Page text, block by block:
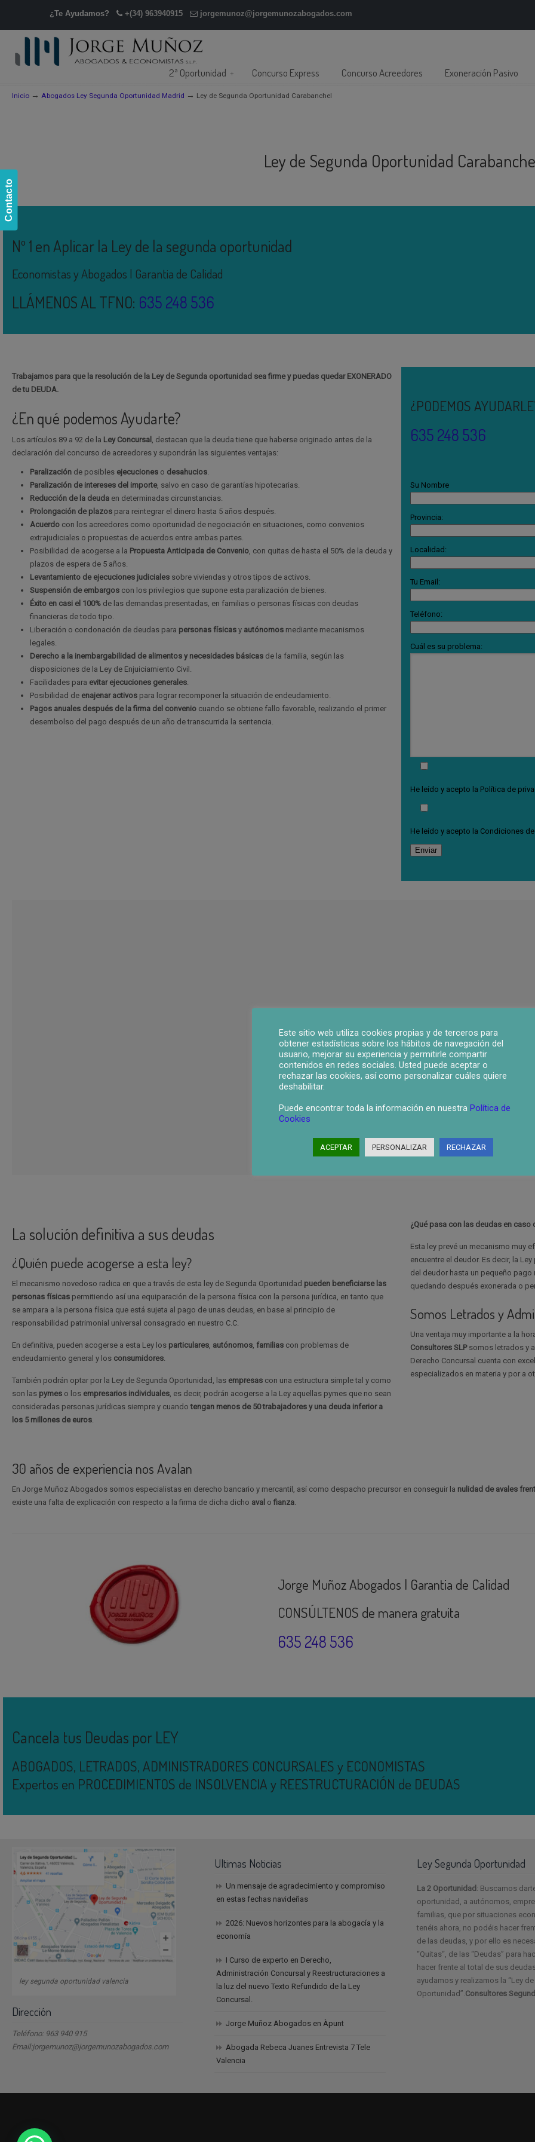
Contacto
¿Te Ayudamos? +(34) 963940915 jorgemunoz@jorgemunozabogados.com
2ª Oportunidad Concurso Express Concurso Acreedores Exoneración Pasivo
Inicio → Abogados Ley Segunda Oportunidad Madrid → Ley de Segunda Oportunidad Carabanchel
Ley de Segunda Oportunidad
Nº 1 en Aplicar la Ley de la segunda oportunidad
Economistas y Abogados | Garantia de Calidad
LLÁMENOS AL TFNO: 635 248 536
Trabajamos para que la resolución de la Ley de Segunda oportunidad sea firme y puedas quedar EXONERADO
de tu DEUDA.
¿En qué podemos Ayudarte?
Los artículos 89 a 92 de la Ley Concursal , destacan que la deuda tiene que haberse originado antes de la
declaración del concurso de acreedores y supondrán las siguientes ventajas:
Paralización de posibles ejecuciones o desahucios.
Paralización de intereses del importe, salvo en caso de garantías hipotecarias.
Reducción de la deuda en determinadas circunstancias.
Prolongación de plazos para reintegrar el dinero hasta 5 años después.
Acuerdo con los acreedores como oportunidad de negociación en situaciones, como convenios
extrajudiciales o propuestas de acuerdos entre ambas partes.
Posibilidad de acogerse a la Propuesta Anticipada de Convenio, con quitas de hasta el 50% de la deuda y
plazos de espera de 5 años.
Levantamiento de ejecuciones judiciales sobre viviendas y otros tipos de activos.
Suspensión de embargos con los privilegios que supone esta paralización de bienes.
Éxito en casi el 100% de las demandas presentadas, en familias o personas físicas con deudas
financieras de todo tipo.
Liberación o condonación de deudas para personas físicas y autónomos mediante mecanismos
legales.
Derecho a la inembargabilidad de alimentos y necesidades básicas de la familia, según las
disposiciones de la Ley de Enjuiciamiento Civil.
Facilidades para evitar ejecuciones generales.
Posibilidad de enajenar activos para lograr recomponer la situación de endeudamiento.
Pagos anuales después de la firma del convenio cuando se obtiene fallo favorable, realizando el primer
desembolso del pago después de un año de transcurrida la sentencia.
¿PODEMOS
635 248 536
Su Nombre
Provincia:
Localidad:
Tu Email:
Teléfono:
Cuál es su problema:
He leído y acepto la Política de
He leído y acepto la Condiciones
La solución definitiva a sus deudas
¿Quién puede acogerse a esta ley?
El mecanismo novedoso radica en que a través de esta ley de Segunda Oportunidad pueden beneficiarse las
personas físicas permitiendo así una equiparación de la persona física con la persona jurídica, en tanto que
se ampara a la persona física que está sujeta al pago de unas deudas, en base al principio de
responsabilidad patrimonial universal consagrado en nuestro C.C.
En definitiva, pueden acogerse a esta Ley los particulares, autónomos, familias con problemas de
endeudamiento general y los consumidores.
También podrán optar por la Ley de Segunda Oportunidad, las empresas con una estructura simple tal y como
son las pymes o los empresarios individuales, es decir, podrán acogerse a la Ley aquellas pymes que no sean
consideradas personas jurídicas siempre y cuandotengan menos de 50 trabajadores y una deuda inferior a
los 5 millones de euros.
¿Qué pasa con las deudas en
Esta ley prevé un mecanismo muy
encuentre el deudor. Es decir, la
del deudor hasta un pequeño pago
quedando después exonerada o
Somos Letrados y
Una ventaja muy importante a la
Consultores SLP somos letrados y
Derecho Concursal cuenta con
especializados en materia y por a
30 años de experiencia nos Avalan
En Jorge Muñoz Abogados somos especialistas en derecho bancario y mercantil, así como despacho precursor en conseguir la nulidad de avales
existe una falta de explicación con respecto a la firma de dicha dicho aval o fianza.
Jorge Muñoz Abogados | Garantia de Calidad
CONSÚLTENOS de manera gratuita
635 248 536
Cancela tus Deudas por LEY
ABOGADOS, LETRADOS, ADMINISTRADORES CONCURSALES y ECONOMISTAS
Expertos en PROCEDIMIENTOS de INSOLVENCIA y REESTRUCTURACIÓN de DEUDAS
ley segunda oportunidad valencia
Dirección
Teléfono: 963 940 915
Email:jorgemunoz@jorgemunozabogados.com
Ultimas Noticias
Un mensaje de agradecimiento y compromiso
en estas fechas navideñas
2026: Nuevos horizontes para la abogacía y la
economía
I Curso de experto en Derecho,
Administración Concursal y Reestructuraciones a
la luz del nuevo Texto Refundido de la Ley
Concursal.
Jorge Muñoz Abogados en Àpunt
Abogada Rebeca Juanes Entrevista 7 Tele
Valencia
Ley Segunda Oportunidad
La 2 Oportunidad : Buscamos
oportunidad, a autónomos,
familias, que por situaciones
tenéis ahora, no podéis hacer
de las deudas, y por ello es
“Quitas“, de las “Deudas” para
hacer frente al total de sus
ayudamos y realizamos la “Ley
Oportunidad”.Consultores
Este sitio web utiliza cookies propias y de terceros para
obtener estadísticas sobre los hábitos de navegación del
usuario, mejorar su experiencia y permitirle compartir
contenidos en redes sociales. Usted puede aceptar o
rechazar las cookies, así como personalizar cuáles quiere
deshabilitar.
Puede encontrar toda la información en nuestra Política de
Cookies
ACEPTAR PERSONALIZAR RECHAZAR